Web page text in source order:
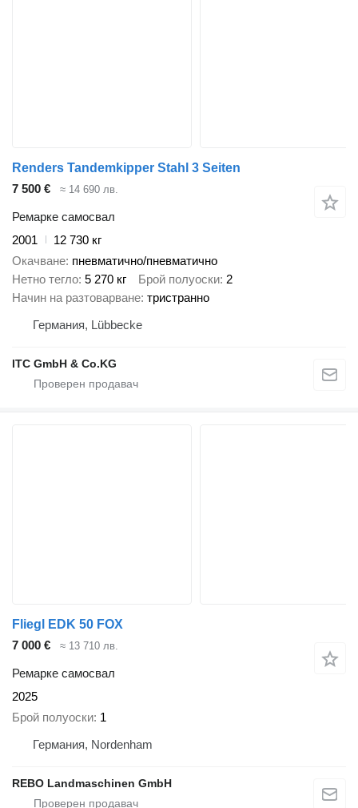
Renders Tandemkipper Stahl 3 Seiten
7 500 €
≈ 14 690 лв.
Ремарке самосвал
2001
12 730 кг
Окачване пневматично/пневматично
Нетно тегло 5 270 кг Брой полуоски 2
Начин на разтоварване тристранно
Германия, Lübbecke
ITC GmbH & Co.KG
Fliegl EDK 50 FOX
7 000 €
≈ 13 710 лв.
Ремарке самосвал
2025
Брой полуоски 1
Германия, Nordenham
REBO Landmaschinen GmbH